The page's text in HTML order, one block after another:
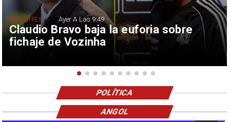
Claudio Bravo baja la euforia sobre
fichaje de Vozinha
DEPORTES Ayer A Las 9:49
POLÍTICA
ANGOL